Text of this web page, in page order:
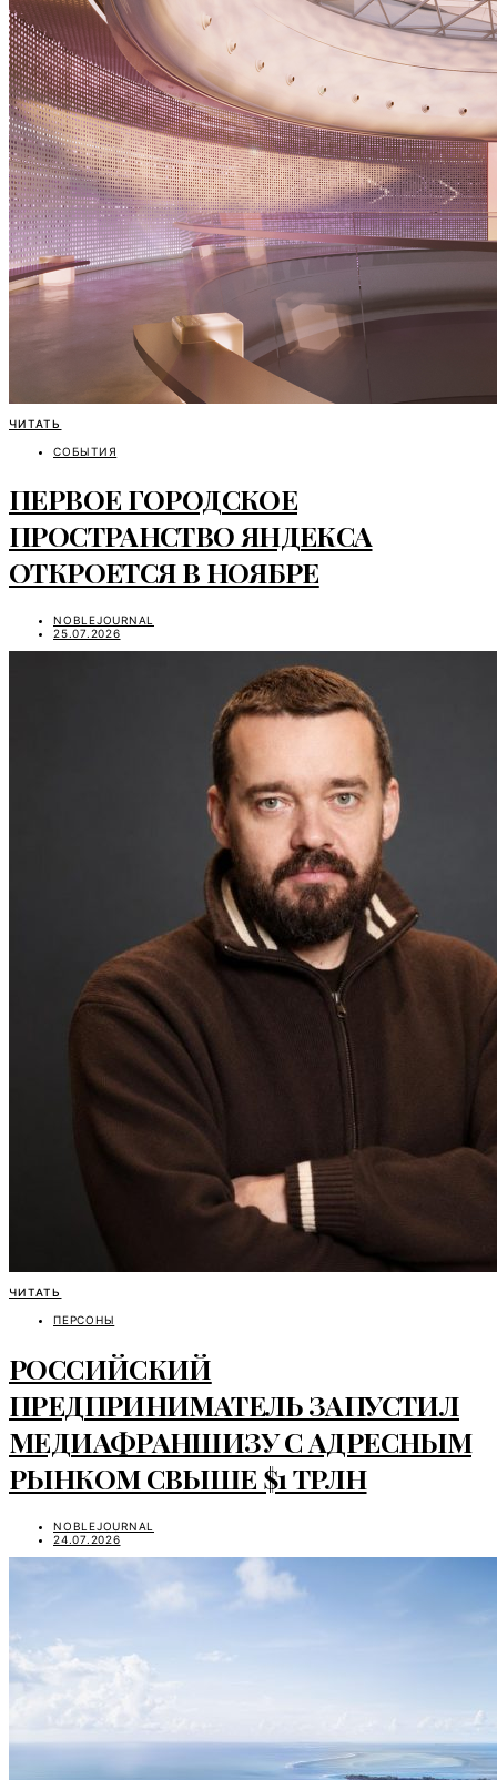
ЧИТАТЬ
СОБЫТИЯ
ПЕРВОЕ ГОРОДСКОЕ
ПРОСТРАНСТВО ЯНДЕКСА
ОТКРОЕТСЯ В НОЯБРЕ
NOBLEJOURNAL
25.07.2026
ЧИТАТЬ
ПЕРСОНЫ
РОССИЙСКИЙ
ПРЕДПРИНИМАТЕЛЬ ЗАПУСТИЛ
МЕДИАФРАНШИЗУ С АДРЕСНЫМ
РЫНКОМ СВЫШЕ $1 ТРЛН
NOBLEJOURNAL
24.07.2026